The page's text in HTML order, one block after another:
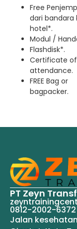
Free
dari bandara
hotel*.
Modul /
Flashdisk*.
Certificate of
attendance.
FREE Bag or
bagpacker.
PT Zeyn
0812-2002-6372
Jalan kesehatan